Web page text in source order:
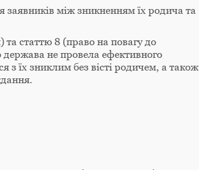
заявників між зникненням їх родича та
статтю 8 (право на повагу до
не провела ефективного
з їх зниклим без вісті родичем, а також